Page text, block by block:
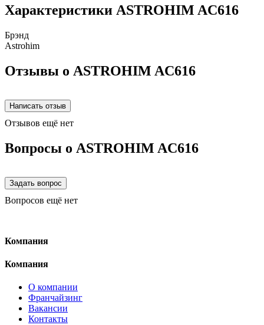
Характеристики ASTROHIM AC616
Брэнд
Astrohim
Отзывы о ASTROHIM AC616
Отзывов ещё нет
Вопросы о ASTROHIM AC616
Вопросов ещё нет
Компания
Компания
О компании
Франчайзинг
Вакансии
Контакты